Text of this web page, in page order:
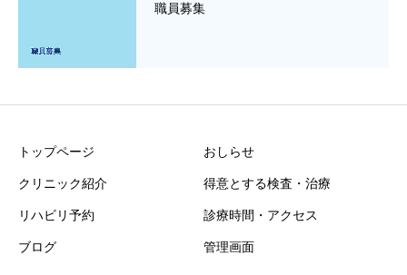
職員募集
トップページ おしらせ
クリニック紹介 得意とする検査・治療
リハビリ予約 診療時間・アクセス
ブログ 管理画面